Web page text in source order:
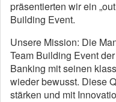
präsentierten wir ein
Building Event.
Unsere Mission: Die
Team Building Event
Banking mit seinen
wieder bewusst. Diese
stärken und mit